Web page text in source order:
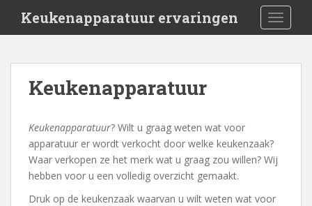
i
Keukenapparatuur ervaringen
Keukenapparatuur
Keukenapparatuur? Wilt u graag weten wat voor
apparatuur er wordt verkocht door welke keukenzaak?
Waar verkopen ze het merk wat u graag zou willen? Wij
hebben voor u een volledig overzicht gemaakt.
Druk op de keukenzaak waarvan u wilt weten wat voor